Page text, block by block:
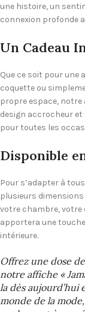
une histoire, un
connexion profonde
Un Cadeau
Que ce soit pour une
coquette ou
propre espace,
design accrocheur
pour toutes les
Disponible
Pour s’adapter à
plusieurs dimensions
votre chambre, votre
apportera une
intérieure.
Offrez une dose
notre affiche «
la dès aujourd’hui
monde de la